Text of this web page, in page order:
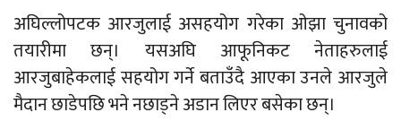
अघिल्लोपटक आरजुलाई असहयोग गरेका ओझा चुनावको
तयारीमा छन्। यसअघि आफूनिकट नेताहरुलाई
आरजुबाहेकलाई सहयोग गर्ने बताउँदै आएका उनले आरजुले
मैदान छाडेपछि भने नछाड्ने अडान लिएर बसेका छन्।